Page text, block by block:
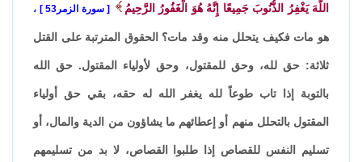
اللَّهَ يَغْفِرُ الذُّنُوبَ جَمِيعًا إِنَّهُ هُوَ الْغَفُورُ الرَّحِيمُ سورة الزمر53 ،
هو مات فكيف يتحلل منه وقد مات؟ الحقوق المترتبة على القتل
ثلاثة: حق لله، وحق للمقتول، وحق لأولياء المقتول. حق الله
بالتوبة إذا تاب طوعاً لله يغفر الله له حقه، بقي حق أولياء
المقتول بالتحلل منهم أو إعطائهم ما يشاؤون من الدية والمال، أو
تسليم النفس للقصاص إذا طلبوا القصاص، لا بد من تسليمهم